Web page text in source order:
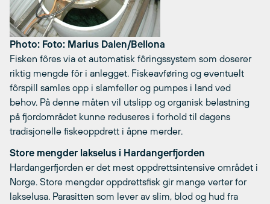
Photo: Foto: Marius Dalen/Bellona
Fisken fôres via et automatisk fôringssystem som doserer
riktig mengde fôr i anlegget. Fiskeavføring og eventuelt
fôrspill samles opp i slamfeller og pumpes i land ved
behov. På denne måten vil utslipp og organisk belastning
på fjordområdet kunne reduseres i forhold til dagens
tradisjonelle fiskeoppdrett i åpne merder.
Store mengder lakselus i Hardangerfjorden
Hardangerfjorden er det mest oppdrettsintensive området i
Norge. Store mengder oppdrettsfisk gir mange verter for
lakselusa. Parasitten som lever av slim, blod og hud fra